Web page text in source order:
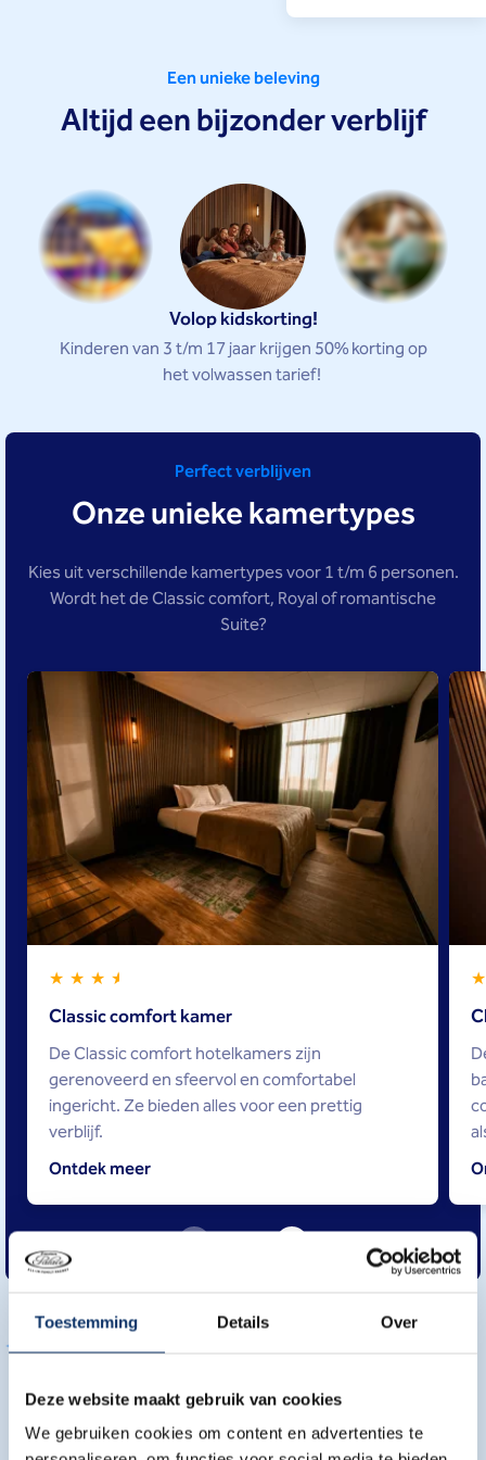
Toestemming Details Over
Deze website maakt gebruik van cookies
We gebruiken cookies om content en advertenties te
Een unieke beleving
Altijd een bijzonder verblijf
Volop kidskorting!
Kinderen van 3 t/m 17 jaar krijgen 50% korting op
het volwassen tarief!
Perfect verblijven
Onze unieke kamertypes
Kies uit verschillende kamertypes voor 1 t/m 6 personen.
Wordt het de Classic comfort, Royal of romantische
Suite?
Classic comfort kamer
De Classic comfort hotelkamers zijn
gerenoveerd en sfeervol en comfortabel
ingericht. Ze bieden alles voor een prettig
verblijf.
Ontdek meer
Unieke belevenis voor het hele
gezin